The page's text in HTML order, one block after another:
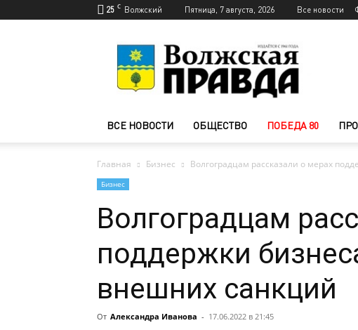
25 C Волжский Пятница, 7 августа, 2026 Все новости
Волжского
—
Волжская
ВСЕ НОВОСТИ ОБЩЕСТВО ПОБЕДА 80
Главная Бизнес Волгоградцам рассказали о мерах
Бизнес
Волгоградцам
поддержки
внешних санкций
От Александра Иванова - 17.06.2022 в 21:45